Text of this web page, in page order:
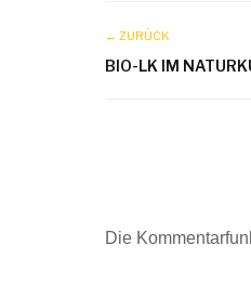
← ZURÜCK
BIO-LK IM
Die